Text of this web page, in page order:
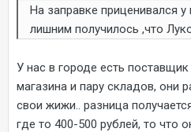
На заправке приценивался
лишним получилось ,что
У нас в городе есть
магазина и пару складов, они
свои жижи.. разница
где то 400-500 рублей, то что